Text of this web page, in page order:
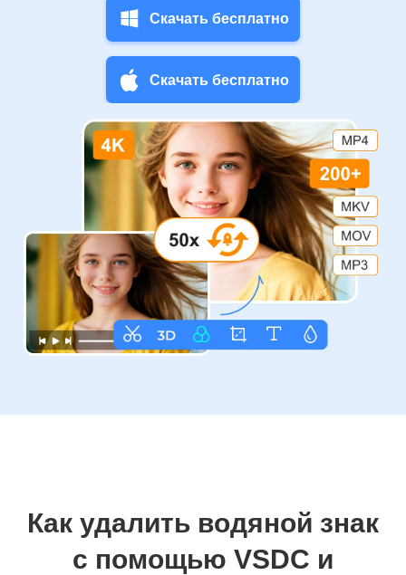
Скачать бесплатно
Скачать бесплатно
Как удалить водяной знак
с помощью VSDC и